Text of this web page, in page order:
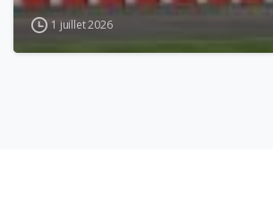
1 juillet 2026